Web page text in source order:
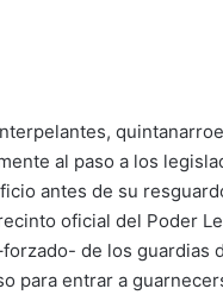
al paso a los
antes de su
oficial del Poder
de los guardias
para entrar a